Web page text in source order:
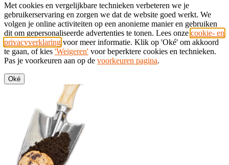
Met cookies en vergelijkbare technieken verbeteren we je
gebruikerservaring en zorgen we dat de website goed werkt. We
volgen je online activiteiten op een anonieme manier en gebruiken
dit om gepersonaliseerde advertenties te tonen. Lees onze cookie- en
privacyverklaring voor meer informatie. Klik op 'Oké' om akkoord
te gaan, of kies 'Weigeren' voor beperktere cookies en technieken.
Pas je voorkeuren aan op de voorkeuren pagina.
Oké